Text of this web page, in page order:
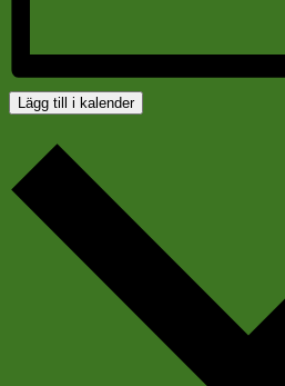
Lägg till i kalender